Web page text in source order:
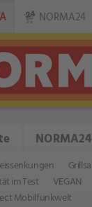
NORMA24
im Test
VEGAN
Mobilfunkwelt